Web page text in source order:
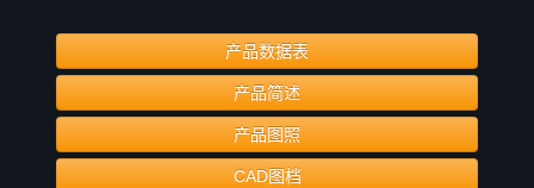
产品数据表
产品简述
产品图照
CAD图档